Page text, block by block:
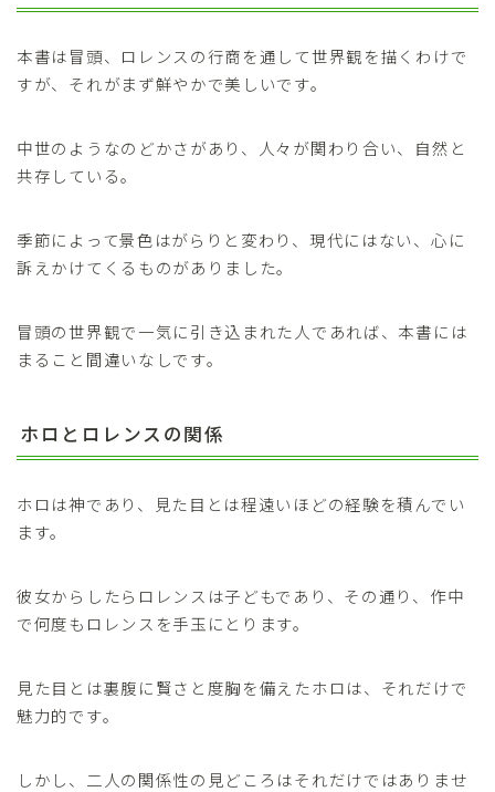
本書は冒頭、ロレンスの行商を通して世界観を描くわけで
すが、それがまず鮮やかで美しいです。
中世のようなのどかさがあり、人々が関わり合い、自然と
共存している。
季節によって景色はがらりと変わり、現代にはない、心に
訴えかけてくるものがありました。
冒頭の世界観で一気に引き込まれた人であれば、本書には
まること間違いなしです。
ホロとロレンスの関係
ホロは神であり、見た目とは程遠いほどの経験を積んでい
ます。
彼女からしたらロレンスは子どもであり、その通り、作中
で何度もロレンスを手玉にとります。
見た目とは裏腹に賢さと度胸を備えたホロは、それだけで
魅力的です。
しかし、二人の関係性の見どころはそれだけではありませ